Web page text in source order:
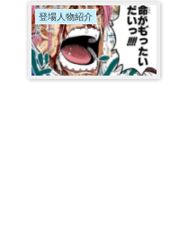
登場人物紹介